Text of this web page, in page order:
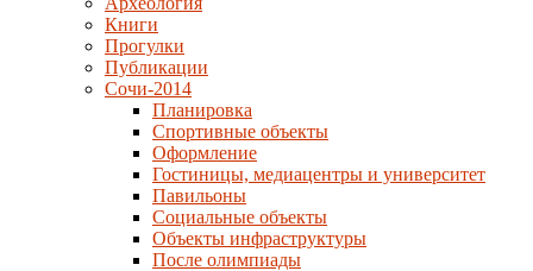
Книги
Прогулки
Публикации
Сочи-2014
Планировка
Спортивные объекты
Оформление
Гостиницы, медиацентры и университет
Павильоны
Социальные объекты
Объекты инфраструктуры
После олимпиады